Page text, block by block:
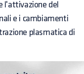
l'attivazione del
e i cambiamenti
plasmatica di